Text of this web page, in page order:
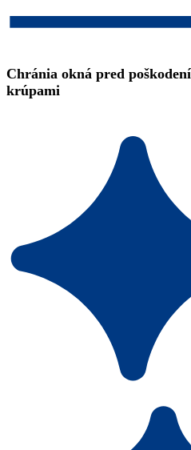
Chránia okná pred
krúpami